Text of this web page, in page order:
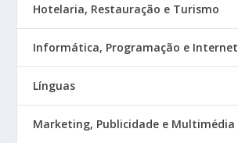
Hotelaria, Restauração e Turismo
Informática, Programação e Internet
Línguas
Marketing, Publicidade e Multimédia